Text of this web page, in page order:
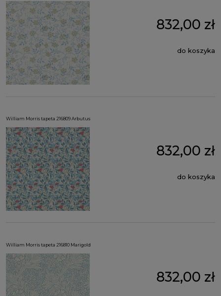
832,00 zł
do koszyka
William Morris tapeta 216809 Arbutus
832,00 zł
do koszyka
William Morris tapeta 216810 Marigold
832,00 zł